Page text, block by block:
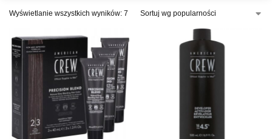
Wyświetlanie wszystkich wyników: 7